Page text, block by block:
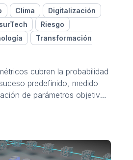
Clima
Digitalización
Riesgo
Transformación
cubren la probabilidad
predefinido, medido
de parámetros objetivos